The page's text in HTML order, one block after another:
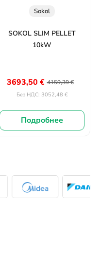
Sokol
SOKOL SLIM PELLET
10kW
4159,39€
3693,50 €
Без НДС: 3052,48 €
Подробнее